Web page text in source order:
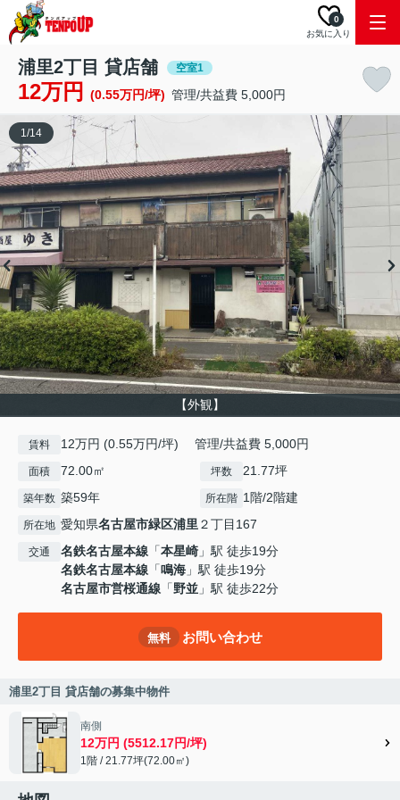
お気に入り
0
浦里2丁目 貸店舗 空室1
12万円 (0.55万円/坪) 管理/共益費 5,000円
【外観】
1/14
賃料 12万円 (0.55万円/坪) 管理/共益費 5,000円
面積 72.00㎡ 坪数 21.77坪
築年数 築59年 所在階 1階/2階建
所在地 愛知県名古屋市緑区浦里２丁目167
交通 名鉄名古屋本線 「本星崎 」駅 徒歩19分
名鉄名古屋本線 「鳴海 」駅 徒歩19分
名古屋市営桜通線 「野並 」駅 徒歩22分
無料 お問い合わせ
浦里2丁目 貸店舗の募集中物件
南側
12万円 (5512.17円/坪)
1階 / 21.77坪(72.00㎡)